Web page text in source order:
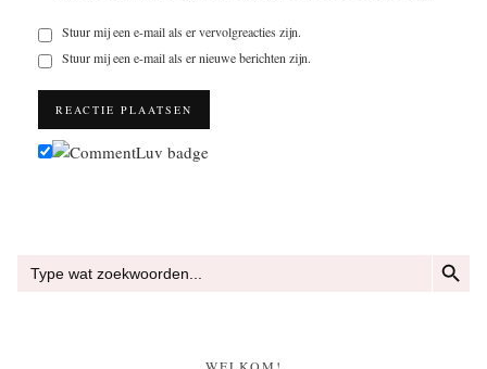
Stuur mij een e-mail als er vervolgreacties zijn.
Stuur mij een e-mail als er nieuwe berichten zijn.
naar: